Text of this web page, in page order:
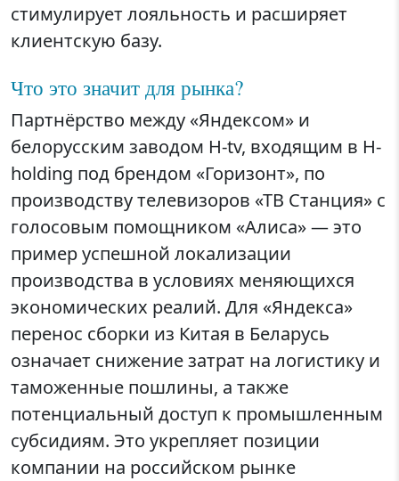
стимулирует лояльность и расширяет
клиентскую базу.
Что это значит для рынка?
Партнёрство между «Яндексом» и
белорусским заводом H-tv, входящим в H-
holding под брендом «Горизонт», по
производству телевизоров «ТВ Станция» с
голосовым помощником «Алиса» — это
пример успешной локализации
производства в условиях меняющихся
экономических реалий. Для «Яндекса»
перенос сборки из Китая в Беларусь
означает снижение затрат на логистику и
таможенные пошлины, а также
потенциальный доступ к промышленным
субсидиям. Это укрепляет позиции
компании на российском рынке